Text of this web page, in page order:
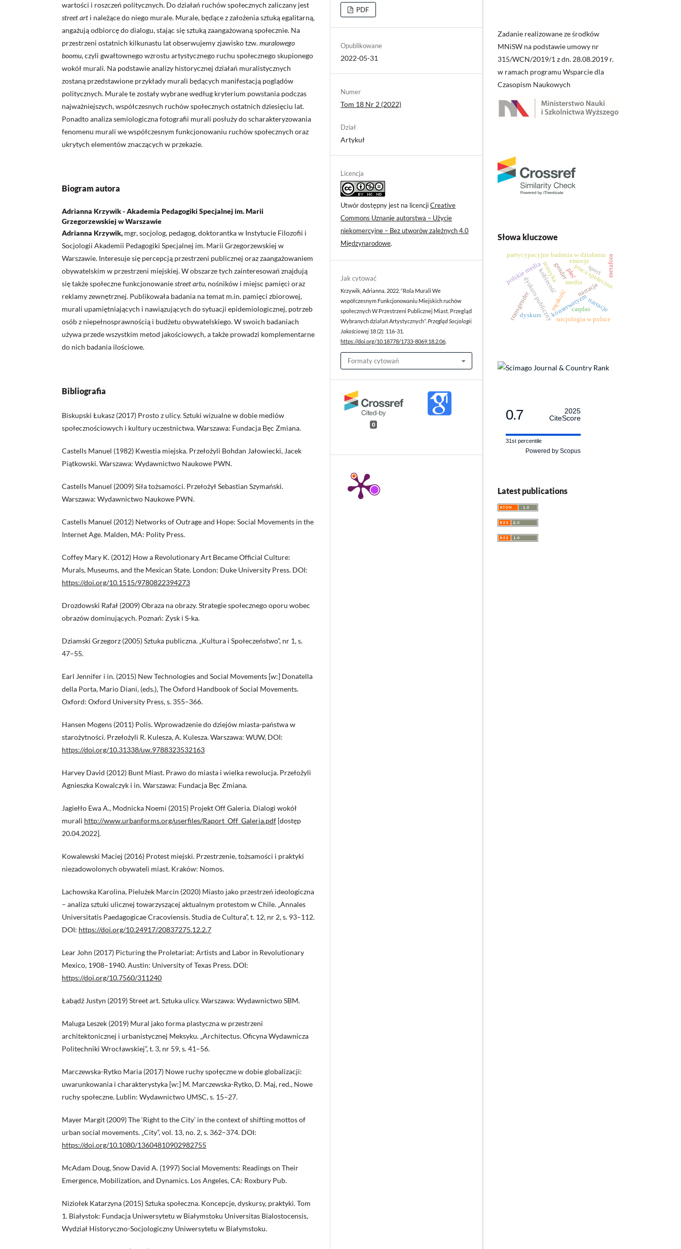
wartości i roszczeń politycznych. Do działań ruchów społecznych zaliczany jest
street art i należące do niego murale. Murale, będące z założenia sztuką egalitarną,
angażują odbiorcę do dialogu, stając się sztuką zaangażowaną społecznie. Na
przestrzeni ostatnich kilkunastu lat obserwujemy zjawisko tzw.muralowego
boomu, czyli gwałtownego wzrostu artystycznego ruchu społecznego skupionego
wokół murali. Na podstawie analizy historycznej działań muralistycznych
zostaną przedstawione przykłady murali będących manifestacją poglądów
politycznych. Murale te zostały wybrane według kryterium powstania podczas
najważniejszych, współczesnych ruchów społecznych ostatnich dziesięciu lat.
Ponadto analiza semiologiczna fotografii murali posłuży do scharakteryzowania
fenomenu murali we współczesnym funkcjonowaniu ruchów społecznych oraz
ukrytych elementów znaczących w przekazie.
Biogram autora
Adrianna Krzywik - Akademia Pedagogiki Specjalnej im. Marii
Grzegorzewskiej w Warszawie
Adrianna Krzywik, mgr, socjolog, pedagog, doktorantka w Instytucie Filozofii i
Socjologii Akademii Pedagogiki Specjalnej im. Marii Grzegorzewskiej w
Warszawie. Interesuje się percepcją przestrzeni publicznej oraz zaangażowaniem
obywatelskim w przestrzeni miejskiej. W obszarze tych zainteresowań znajdują
się także społeczne funkcjonowaniestreet artu, nośników i miejsc pamięci oraz
reklamy zewnętrznej. Publikowała badania na temat m.in. pamięci zbiorowej,
murali upamiętniających i nawiązujących do sytuacji epidemiologicznej, potrzeb
osób z niepełnosprawnością i budżetu obywatelskiego. W swoich badaniach
używa przede wszystkim metod jakościowych, a także prowadzi komplementarne
do nich badania ilościowe.
Bibliografia
Biskupski Łukasz (2017) Prosto z ulicy. Sztuki wizualne w dobie mediów
społecznościowych i kultury uczestnictwa. Warszawa: Fundacja Bęc Zmiana.
Castells Manuel (1982) Kwestia miejska. Przełożyli Bohdan Jałowiecki, Jacek
Piątkowski. Warszawa: Wydawnictwo Naukowe PWN.
Castells Manuel (2009) Siła tożsamości. Przełożył Sebastian Szymański.
Warszawa: Wydawnictwo Naukowe PWN.
Castells Manuel (2012) Networks of Outrage and Hope: Social Movements in the
Internet Age. Malden, MA: Polity Press.
Coffey Mary K. (2012) How a Revolutionary Art Became Official Culture:
Murals, Museums, and the Mexican State. London: Duke University Press. DOI:
https://doi.org/10.1515/9780822394273
Drozdowski Rafał (2009) Obraza na obrazy. Strategie społecznego oporu wobec
obrazów dominujących. Poznań: Zysk i S-ka.
Dziamski Grzegorz (2005) Sztuka publiczna. „Kultura i Społeczeństwo”, nr 1, s.
47–55.
Earl Jennifer i in. (2015) New Technologies and Social Movements [w:] Donatella
della Porta, Mario Diani, (eds.), The Oxford Handbook of Social Movements.
Oxford: Oxford University Press, s. 355–366.
Hansen Mogens (2011) Polis. Wprowadzenie do dziejów miasta-państwa w
starożytności. Przełożyli R. Kulesza, A. Kulesza. Warszawa: WUW, DOI:
https://doi.org/10.31338/uw.9788323532163
Harvey David (2012) Bunt Miast. Prawo do miasta i wielka rewolucja. Przełożyli
Agnieszka Kowalczyk i in. Warszawa: Fundacja Bęc Zmiana.
Jagiełło Ewa A., Modnicka Noemi (2015) Projekt Off Galeria. Dialogi wokół
murali http://www.urbanforms.org/userfiles/Raport_Off_Galeria.pdf [dostęp
20.04.2022].
Kowalewski Maciej (2016) Protest miejski. Przestrzenie, tożsamości i praktyki
niezadowolonych obywateli miast. Kraków: Nomos.
Lachowska Karolina, Pielużek Marcin (2020) Miasto jako przestrzeń ideologiczna
– analiza sztuki ulicznej towarzyszącej aktualnym protestom w Chile. „Annales
Universitatis Paedagogicae Cracoviensis. Studia de Cultura”, t. 12, nr 2, s. 93–112.
DOI: https://doi.org/10.24917/20837275.12.2.7
Lear John (2017) Picturing the Proletariat: Artists and Labor in Revolutionary
Mexico, 1908–1940. Austin: University of Texas Press. DOI:
https://doi.org/10.7560/311240
Łabądź Justyn (2019) Street art. Sztuka ulicy. Warszawa: Wydawnictwo SBM.
Maluga Leszek (2019) Mural jako forma plastyczna w przestrzeni
architektonicznej i urbanistycznej Meksyku. „Architectus. Oficyna Wydawnicza
Politechniki Wrocławskiej”, t. 3, nr 59, s. 41–56.
Marczewska-Rytko Maria (2017) Nowe ruchy społęczne w dobie globalizacji:
uwarunkowania i charakterystyka [w:] M. Marczewska-Rytko, D. Maj, red., Nowe
ruchy społeczne. Lublin: Wydawnictwo UMSC, s. 15–27.
Mayer Margit (2009) The ‘Right to the City’ in the context of shifting mottos of
urban social movements. „City”, vol. 13, no. 2, s. 362–374. DOI:
https://doi.org/10.1080/13604810902982755
McAdam Doug, Snow David A. (1997) Social Movements: Readings on Their
Emergence, Mobilization, and Dynamics. Los Angeles, CA: Roxbury Pub.
Niziołek Katarzyna (2015) Sztuka społeczna. Koncepcje, dyskursy, praktyki. Tom
1. Białystok: Fundacja Uniwersytetu w Białymstoku Universitas Bialostocensis,
Wydział Historyczno-Socjologiczny Uniwersytetu w Białymstoku.
PDF
Opublikowane
2022-05-31
Numer
Tom 18 Nr 2 (2022)
Dział
Artykuł
Licencja
Utwór dostępny jest na licencjiCreative
Commons Uznanie autorstwa – Użycie
niekomercyjne – Bez utworów zależnych 4.0
Międzynarodowe.
Jak cytować
Krzywik, Adrianna. 2022. “Rola Murali We
współczesnym Funkcjonowaniu Miejskich ruchów
społecznych W Przestrzeni Publicznej Miast. Przegląd
Wybranych działań Artystycznych”.Przegląd Socjologii
Jakościowej 18 (2): 116-31.
https://doi.org/10.18778/1733-8069.18.2.06.
Formaty cytowań
0
Zadanie realizowane ze środków
MNiSW na podstawie umowy nr
315/WCN/2019/1 z dn. 28.08.2019 r.
w ramach programu Wsparcie dla
Czasopism Naukowych
Słowa kluczowe
konserwatyzm
dyskurs publiczny
retoryka
narracje
media
partycypacyjne badania w działaniu
narracja
praca społeczna
męskość
kobiecość płeć
gender
transgender
polskie media sport
dyskurs
caqdas
socjologia w polsce
metafora
emocje
0.7
2025
CiteScore
31st percentile
Powered by Scopus
Latest publications